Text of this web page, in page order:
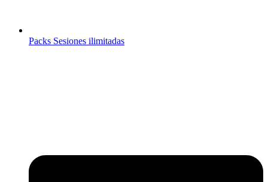
Packs Sesiones ilimitadas